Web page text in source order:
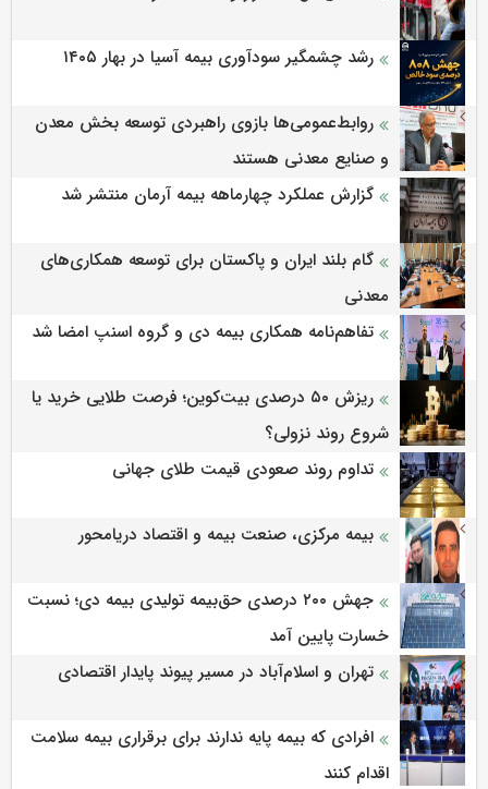
رشد چشمگیر سودآوری بیمه آسیا در بهار ۱۴۰۵
روابط‌‌عمومی‌ها بازوی راهبردی توسعه بخش معدن
و صنایع معدنی هستند
گزارش عملکرد چهارماهه بیمه آرمان منتشر شد
گام بلند ایران و پاکستان برای توسعه همکاری‌های
معدنی
تفاهم‌نامه همکاری بیمه دی و گروه اسنپ امضا شد
ریزش ۵۰ درصدی بیت‌کوین؛ فرصت طلایی خرید یا
شروع روند نزولی؟
تداوم روند صعودی قیمت طلای جهانی
بیمه مرکزی، صنعت بیمه و اقتصاد دریامحور
جهش ۲۰۰ درصدی حق‌بیمه تولیدی بیمه دی؛ نسبت
خسارت پایین آمد
تهران و اسلام‌آباد در مسیر پیوند پایدار اقتصادی
افرادی که بیمه پایه ندارند برای برقراری بیمه سلامت
اقدام کنند